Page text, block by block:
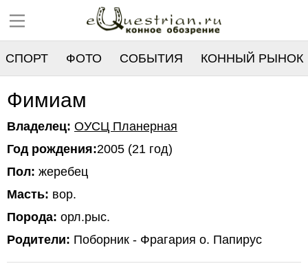
СПОРТ ФОТО СОБЫТИЯ КОННЫЙ РЫНОК
РЕЕСТР
Фимиам
Владелец: ОУСЦ Планерная
Год рождения:2005 (21 год)
Пол: жеребец
Масть: вор.
Порода: орл.рыс.
Родители: Поборник - Фрагария о. Папирус